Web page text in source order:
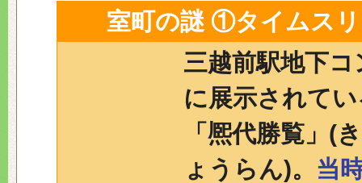
室町の謎 ①タイムス
三越前駅地下
に展示されて
「熈代勝覧」(
ょうらん)。 当